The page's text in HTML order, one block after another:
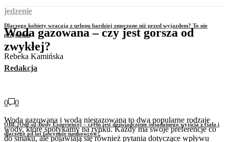
Dlaczego kobiety wracają z urlopu bardziej zmęczone niż przed wyjazdem? To nie
przypadek
Rebeka Kamińska
OBE (Out-of-Body Experience) – czym jest doświadczenie świadomego wyjścia z ciała i
dlaczego od lat fascynuje naukowców?
jedzenie
Woda gazowana – czy jest gorsza od
zwykłej?
Redakcja
0
0
Woda gazowana i woda niegazowana to dwa popularne rodzaje
wody, które spotykamy na rynku. Każdy ma swoje preferencje co
do smaku, ale pojawiają się również pytania dotyczące wpływu